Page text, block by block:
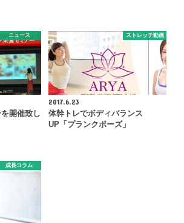
ニュース
開催致し
ストレッチ動画
2017.6.23
体幹トレでボディバランス
UP「プランクポーズ」
成長コラム